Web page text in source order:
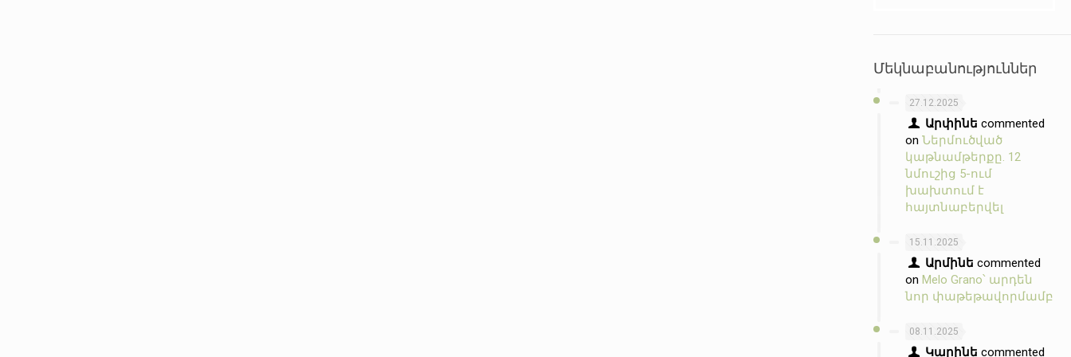
Մեկնաբանություններ
27.12.2025
Արփինե commented
onՆերմուծված
կաթնամթերքը. 12
նմուշից 5-ում
խախտում է
հայտնաբերվել
15.11.2025
Արմինե commented
onMelo Grano՝ արդեն
նոր փաթեթավորմամբ
08.11.2025
Կարինե commented